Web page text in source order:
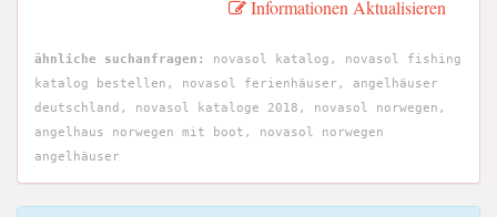
Informationen Aktualisieren
ähnliche suchanfragen:
novasol katalog, novasol fishing
katalog bestellen, novasol ferienhäuser, angelhäuser
deutschland, novasol kataloge 2018, novasol norwegen,
angelhaus norwegen mit boot, novasol norwegen
angelhäuser